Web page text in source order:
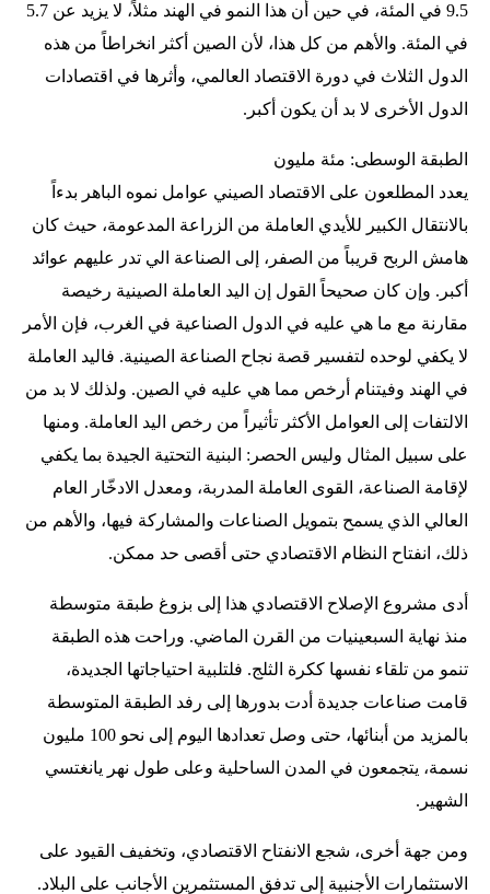
9.5 في المئة، في حين أن هذا النمو في الهند مثلاً، لا يزيد عن 5.7
في المئة. والأهم من كل هذا، لأن الصين أكثر انخراطاً من هذه
الدول الثلاث في دورة الاقتصاد العالمي، وأثرها في اقتصادات
الدول الأخرى لا بد أن يكون أكبر.
الطبقة الوسطى: مئة مليون
يعدد المطلعون على الاقتصاد الصيني عوامل نموه الباهر بدءاً
بالانتقال الكبير للأيدي العاملة من الزراعة المدعومة، حيث كان
هامش الربح قريباً من الصفر، إلى الصناعة الي تدر عليهم عوائد
أكبر. وإن كان صحيحاً القول إن اليد العاملة الصينية رخيصة
مقارنة مع ما هي عليه في الدول الصناعية في الغرب، فإن الأمر
لا يكفي لوحده لتفسير قصة نجاح الصناعة الصينية. فاليد العاملة
في الهند وفيتنام أرخص مما هي عليه في الصين. ولذلك لا بد من
الالتفات إلى العوامل الأكثر تأثيراً من رخص اليد العاملة. ومنها
على سبيل المثال وليس الحصر: البنية التحتية الجيدة بما يكفي
لإقامة الصناعة، القوى العاملة المدربة، ومعدل الادخّار العام
العالي الذي يسمح بتمويل الصناعات والمشاركة فيها، والأهم من
ذلك، انفتاح النظام الاقتصادي حتى أقصى حد ممكن.
أدى مشروع الإصلاح الاقتصادي هذا إلى بزوغ طبقة متوسطة
منذ نهاية السبعينيات من القرن الماضي. وراحت هذه الطبقة
تنمو من تلقاء نفسها ككرة الثلج. فلتلبية احتياجاتها الجديدة،
قامت صناعات جديدة أدت بدورها إلى رفد الطبقة المتوسطة
بالمزيد من أبنائها، حتى وصل تعدادها اليوم إلى نحو 100 مليون
نسمة، يتجمعون في المدن الساحلية وعلى طول نهر يانغتسي
الشهير.
ومن جهة أخرى، شجع الانفتاح الاقتصادي، وتخفيف القيود على
الاستثمارات الأجنبية إلى تدفق المستثمرين الأجانب على البلاد.